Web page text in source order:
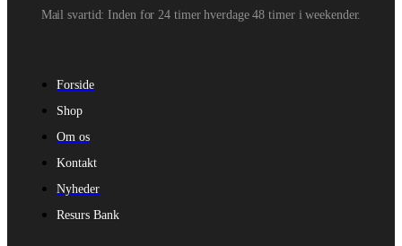
Mail svartid: Inden for 24 timer hverdage 48 timer i weekender.
Forside
Shop
Om os
Kontakt
Nyheder
Resurs Bank